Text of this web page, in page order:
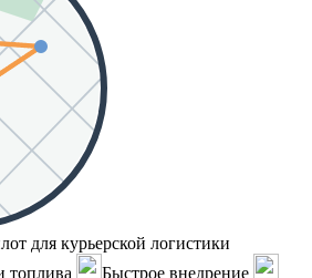
для курьерской логистики
топлива
Быстрое внедрение